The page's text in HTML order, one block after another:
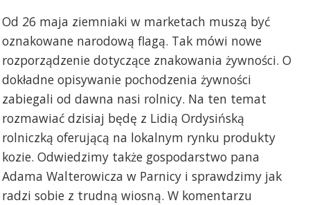
Od 26 maja ziemniaki w marketach muszą być
oznakowane narodową flagą. Tak mówi nowe
rozporządzenie dotyczące znakowania żywności. O
dokładne opisywanie pochodzenia żywności
zabiegali od dawna nasi rolnicy. Na ten temat
rozmawiać dzisiaj będę z Lidią Ordysińską
rolniczką oferującą na lokalnym rynku produkty
kozie. Odwiedzimy także gospodarstwo pana
Adama Walterowicza w Parnicy i sprawdzimy jak
radzi sobie z trudną wiosną. W komentarzu